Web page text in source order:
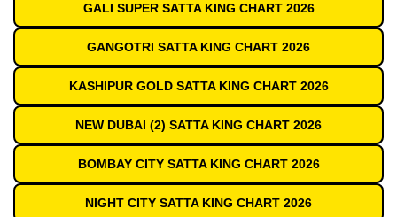
GALI SUPER SATTA KING CHART 2026
GANGOTRI SATTA KING CHART 2026
KASHIPUR GOLD SATTA KING CHART 2026
NEW DUBAI (2) SATTA KING CHART 2026
BOMBAY CITY SATTA KING CHART 2026
NIGHT CITY SATTA KING CHART 2026